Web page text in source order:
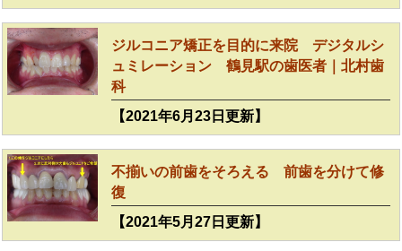
ジルコニア矯正を目的に来院 デジタルシ
ュミレーション 鶴見駅の歯医者｜北村歯
科
【2021年6月23日更新】
不揃いの前歯をそろえる 前歯を分けて修
復
【2021年5月27日更新】